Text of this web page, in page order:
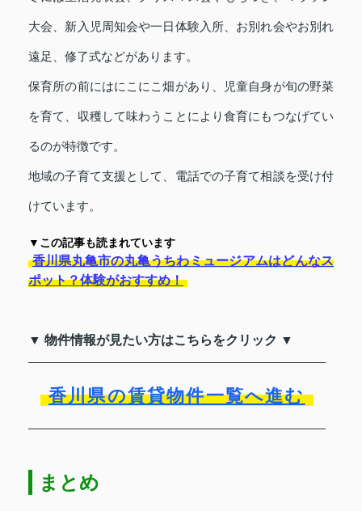
大会、新入児周知会や一日体験入所、お別れ会やお別れ
遠足、修了式などがあります。
保育所の前にはにこにこ畑があり、児童自身が旬の野菜
を育て、収穫して味わうことにより食育にもつなげてい
るのが特徴です。
地域の子育て支援として、電話での子育て相談を受け付
けています。
▼この記事も読まれています
香川県丸亀市の丸亀うちわミュージアムはどんなス
ポット？体験がおすすめ！
▼ 物件情報が見たい方はこちらをクリック ▼
香川県の賃貸物件一覧へ進む
まとめ